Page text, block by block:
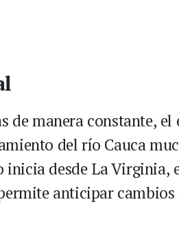
de manera constante,
del río Cauca
inicia desde La Virginia,
anticipar